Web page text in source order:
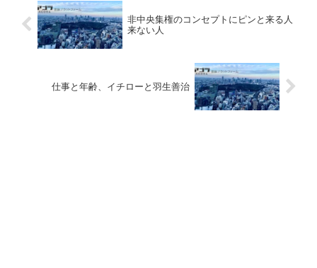
非中央集権のコンセプトにピンと来る人
来ない人
仕事と年齢、イチローと羽生善治